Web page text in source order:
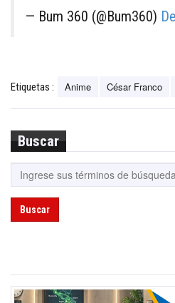
— Bum 360 (@Bum360)
Etiquetas : Anime César Franco
Buscar
Buscar